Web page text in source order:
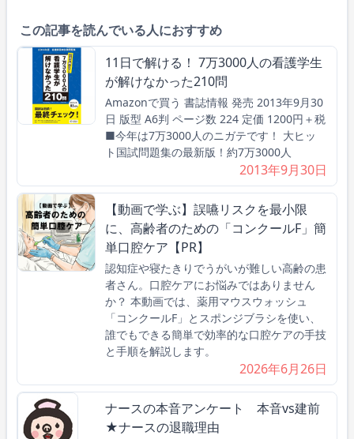
この記事を読んでいる人におすすめ
11日で解ける！ 7万3000人の看護学生
が解けなかった210問
Amazonで買う 書誌情報 発売 2013年9月30
日 版型 A6判 ページ数 224 定価 1200円＋税
■今年は7万3000人のニガテです！ 大ヒッ
ト国試問題集の最新版！約7万3000人
2013年9月30日
【動画で学ぶ】誤嚥リスクを最小限
に、高齢者のための「コンクールF」簡
単口腔ケア【PR】
認知症や寝たきりでうがいが難しい高齢の患
者さん。口腔ケアにお悩みではありません
か？ 本動画では、薬用マウスウォッシュ
「コンクールF」とスポンジブラシを使い、
誰でもできる簡単で効率的な口腔ケアの手技
と手順を解説します。
2026年6月26日
ナースの本音アンケート 本音vs建前
★ナースの退職理由